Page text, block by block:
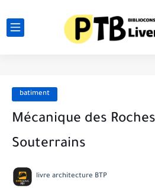
batiment
Mécanique des
Souterrains
livre architecture BTP